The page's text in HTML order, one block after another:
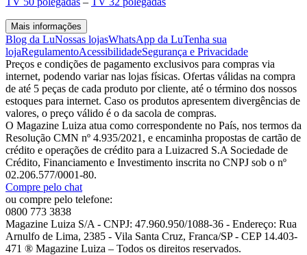
Mais informações
Blog da LuNossas lojasWhatsApp da LuTenha sua
lojaRegulamentoAcessibilidadeSegurança e Privacidade
Preços e condições de pagamento exclusivos para compras via
internet, podendo variar nas lojas físicas. Ofertas válidas na compra
de até 5 peças de cada produto por cliente, até o término dos nossos
estoques para internet. Caso os produtos apresentem divergências de
valores, o preço válido é o da sacola de compras.
O Magazine Luiza atua como correspondente no País, nos termos da
Resolução CMN nº 4.935/2021, e encaminha propostas de cartão de
crédito e operações de crédito para a Luizacred S.A Sociedade de
Crédito, Financiamento e Investimento inscrita no CNPJ sob o nº
02.206.577/0001-80.
Compre pelo chat
ou compre pelo telefone:
0800 773 3838
Magazine Luiza S/A - CNPJ: 47.960.950/1088-36 - Endereço: Rua
Arnulfo de Lima, 2385 - Vila Santa Cruz, Franca/SP - CEP 14.403-
471 ® Magazine Luiza – Todos os direitos reservados.